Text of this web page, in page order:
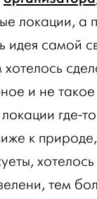
локации, а
идея самой
и не
где-
к
тем